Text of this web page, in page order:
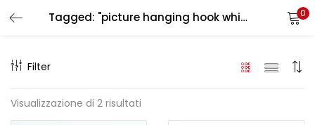
Tagged: "picture hanging hook white" 0
Filter
Visualizzazione di 2 risultati
LOGIN REGISTER
Enter your username and password to login.